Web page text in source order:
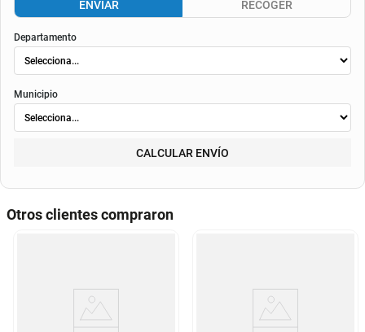
ENVIAR RECOGER
Departamento
Municipio
CALCULAR ENVÍO
Otros clientes compraron